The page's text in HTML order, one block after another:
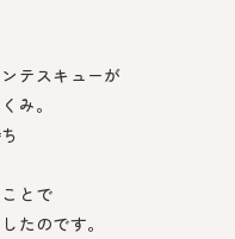
テスキューが
み。
とで
たのです。